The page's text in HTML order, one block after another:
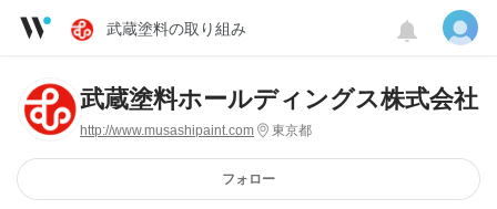
武蔵塗料の取り組み
武蔵塗料ホールディングス株式会社
http://www.musashipaint.com 東京都
フォロー